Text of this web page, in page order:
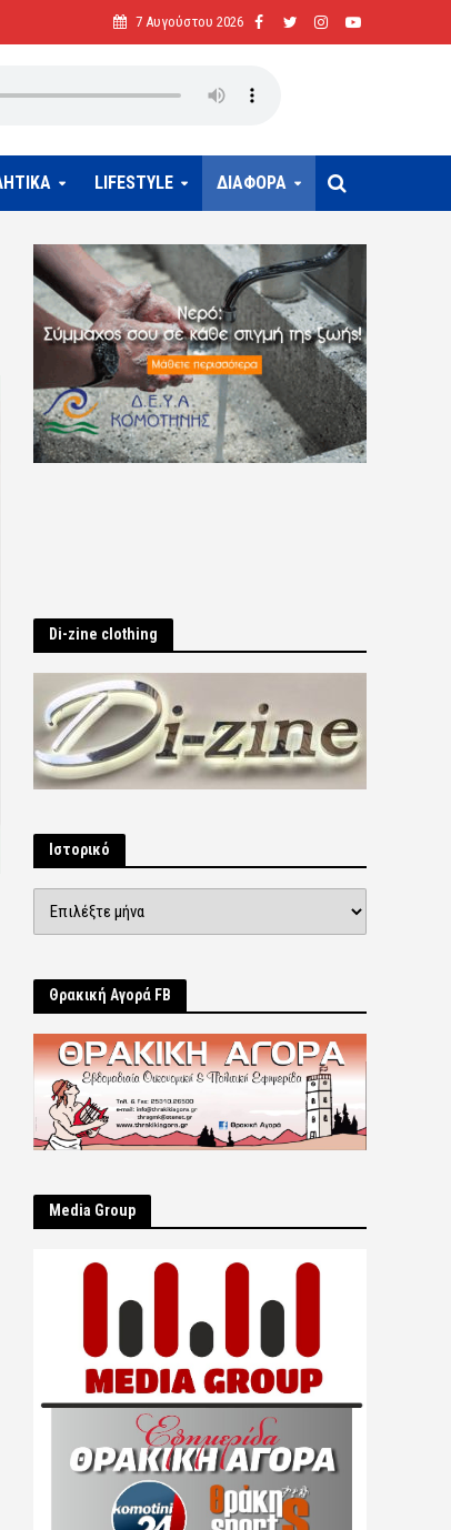
7 Αυγούστου 2026
LIFESTYLE ΔΙΑΦΟΡΑ
Di-zine clothing
Ιστορικό
Θρακική Αγορά FB
Μedia Group